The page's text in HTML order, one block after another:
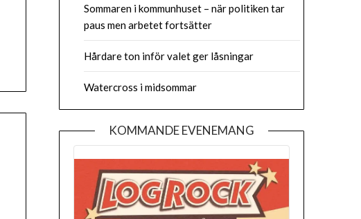
Sommaren i kommunhuset – när politiken tar
paus men arbetet fortsätter
Hårdare ton inför valet ger låsningar
Watercross i midsommar
KOMMANDE EVENEMANG